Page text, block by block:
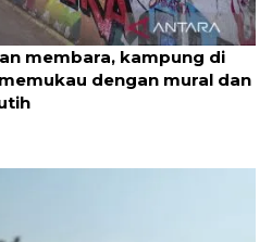
membara, kampung di
dengan mural dan